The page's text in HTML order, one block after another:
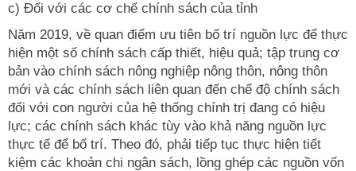
c) Đối với các cơ chế chính sách của tỉnh
Năm 2019, về quan điểm ưu tiên bố trí nguồn lực để thực
hiện một số chính sách cấp thiết, hiệu quả; tập trung cơ
bản vào chính sách nông nghiệp nông thôn, nông thôn
mới và các chính sách liên quan đến chế độ chính sách
đối với con người của hệ thống chính trị đang có hiệu
lực; các chính sách khác tùy vào khả năng nguồn lực
thực tế để bố trí. Theo đó, phải tiếp tục thực hiện tiết
kiệm các khoản chi ngân sách, lồng ghép các nguồn vốn